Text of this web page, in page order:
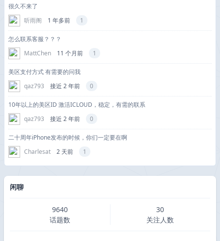
很久不来了
听雨阁
1 年多前 1
怎么联系客服？？？
MattChen
11 个月前 1
美区支付方式 有需要的问我
qaz793
接近 2 年前 0
10年以上的美区ID 激活ICLOUD，稳定，有需的联系
qaz793
接近 2 年前 0
二十周年iPhone发布的时候，你们一定要在啊
Charlesat
2 天前 1
闲聊
9640
话题数
30
关注人数